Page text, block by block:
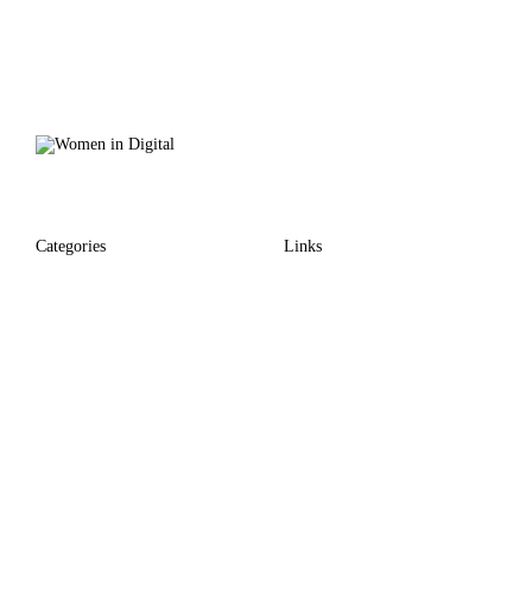
Categories Links